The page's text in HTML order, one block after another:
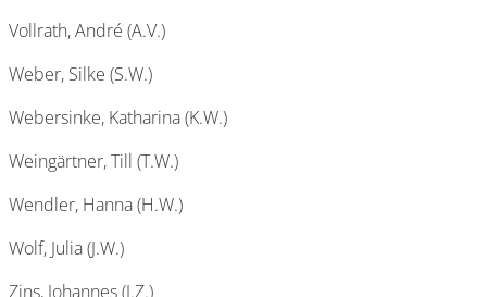
Vollrath, André (A.V.)
Weber, Silke (S.W.)
Webersinke, Katharina (K.W.)
Weingärtner, Till (T.W.)
Wendler, Hanna (H.W.)
Wolf, Julia (J.W.)
Zins, Johannes (J.Z.)